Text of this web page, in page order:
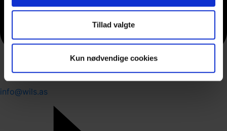
Tillad valgte
Kun nødvendige cookies
info@wils.as